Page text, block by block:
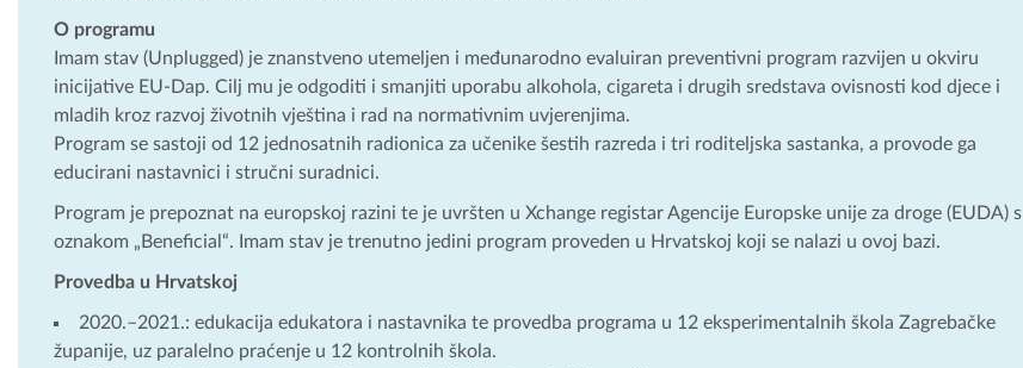
O programu
Imam stav (Unplugged) je znanstveno utemeljen i međunarodno evaluiran preventivni program razvijen u okviru
inicijative EU-Dap. Cilj mu je odgoditi i smanjiti uporabu alkohola, cigareta i drugih sredstava ovisnosti kod djece i
mladih kroz razvoj životnih vještina i rad na normativnim uvjerenjima.
Program se sastoji od 12 jednosatnih radionica za učenike šestih razreda i tri roditeljska sastanka, a provode ga
educirani nastavnici i stručni suradnici.
Program je prepoznat na europskoj razini te je uvršten u Xchange registar Agencije Europske unije za droge (EUDA) s
oznakom „Beneficial“. Imam stav je trenutno jedini program proveden u Hrvatskoj koji se nalazi u ovoj bazi.
Provedba u Hrvatskoj
2020.–2021.: edukacija edukatora i nastavnika te provedba programa u 12 eksperimentalnih škola Zagrebačke
županije, uz paralelno praćenje u 12 kontrolnih škola.